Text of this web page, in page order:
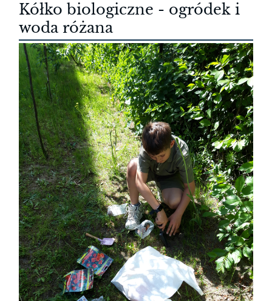
Kółko biologiczne - ogródek i
woda różana